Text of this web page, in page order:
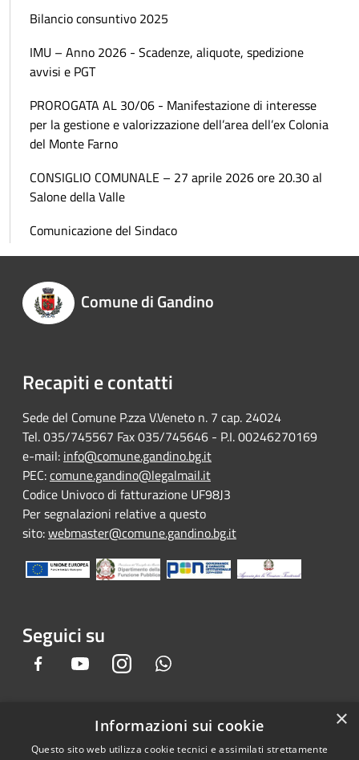
Bilancio consuntivo 2025
IMU – Anno 2026 - Scadenze, aliquote, spedizione
avvisi e PGT
PROROGATA AL 30/06 - Manifestazione di interesse
per la gestione e valorizzazione dell’area dell’ex Colonia
del Monte Farno
CONSIGLIO COMUNALE – 27 aprile 2026 ore 20.30 al
Salone della Valle
Comunicazione del Sindaco
Comune di Gandino
Recapiti e contatti
Sede del Comune P.zza V.Veneto n. 7 cap. 24024
Tel. 035/745567 Fax 035/745646 - P.I. 00246270169
e-mail: info@comune.gandino.bg.it
PEC:comune.gandino@legalmail.it
Codice Univoco di fatturazione UF98J3
Per segnalazioni relative a questo
sito:webmaster@comune.gandino.bg.it
Seguici su
Facebook YoutubeInstagram
×
Informazioni sui cookie
Questo sito web utilizza cookie tecnici e assimilati strettamente